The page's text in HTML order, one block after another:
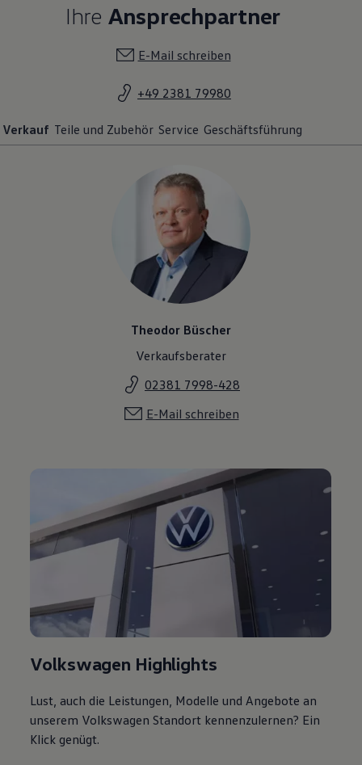
Ihre Ansprechpartner
E-Mail schreiben
+49 2381 79980
Verkauf Teile und Zubehör Service Geschäftsführung
Theodor Büscher
Verkaufsberater
02381 7998-428
E-Mail schreiben
Volkswagen Highlights
Lust, auch die Leistungen, Modelle und Angebote an
unserem Volkswagen Standort kennenzulernen? Ein
Klick genügt.